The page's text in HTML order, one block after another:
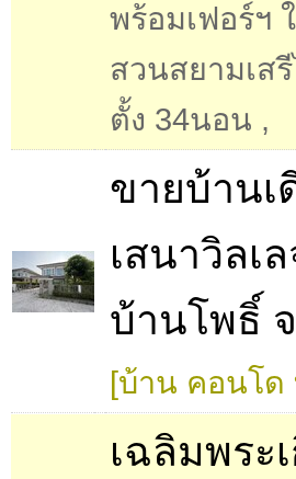
พร้อมเฟอร์ฯ
สวนสยามเส
ตั้ง 34นอน ,
ขายบ้านเ
เสนาวิลเ
บ้านโพธิ์
[บ้าน คอนโด
เฉลิมพระ